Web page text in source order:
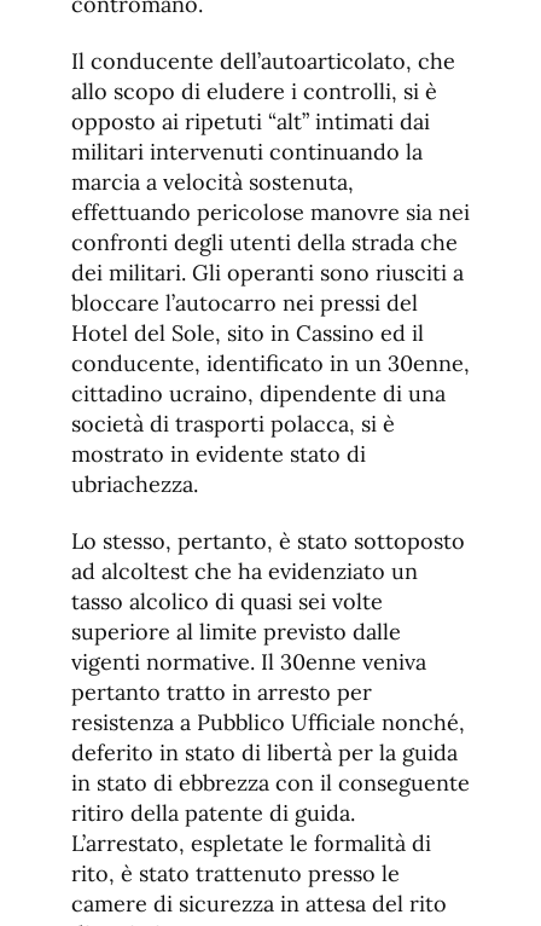
Il conducente dell’autoarticolato, che
allo scopo di eludere i controlli, si è
opposto ai ripetuti “alt” intimati dai
militari intervenuti continuando la
marcia a velocità sostenuta,
effettuando pericolose manovre sia nei
confronti degli utenti della strada che
dei militari. Gli operanti sono riusciti a
bloccare l’autocarro nei pressi del
Hotel del Sole, sito in Cassino ed il
conducente, identificato in un 30enne,
cittadino ucraino, dipendente di una
società di trasporti polacca, si è
mostrato in evidente stato di
ubriachezza.
Lo stesso, pertanto, è stato sottoposto
ad alcoltest che ha evidenziato un
tasso alcolico di quasi sei volte
superiore al limite previsto dalle
vigenti normative. Il 30enne veniva
pertanto tratto in arresto per
resistenza a Pubblico Ufficiale nonché,
deferito in stato di libertà per la guida
in stato di ebbrezza con il conseguente
ritiro della patente di guida.
L’arrestato, espletate le formalità di
rito, è stato trattenuto presso le
camere di sicurezza in attesa del rito